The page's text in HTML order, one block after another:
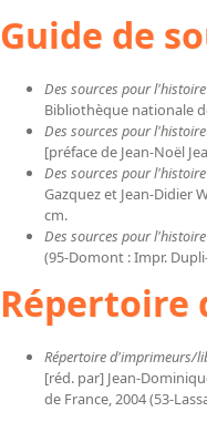
Guide de
Des sources pour
Bibliothèque nationale
Des sources pour
[préface de Jean-Noël
Des sources pour
Gazquez et Jean-Didier
cm.
Des sources pour
(95-Domont : Impr.
Répertoire d'imprimeurs/
[réd. par] Jean-
de France, 2004 (53-